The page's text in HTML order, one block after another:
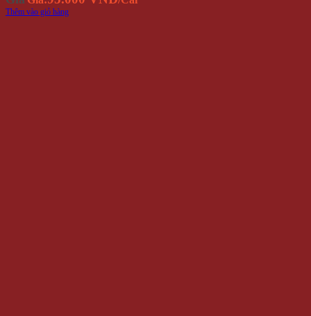
Thêm vào giỏ hàng